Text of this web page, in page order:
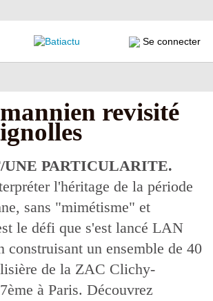
Se connecter
revisité
UNE PARTICULARITE.
l'héritage de la période
sans "mimétisme" et
le défi que s'est lancé LAN
construisant un ensemble de 40
de la ZAC Clichy-
à Paris. Découvrez